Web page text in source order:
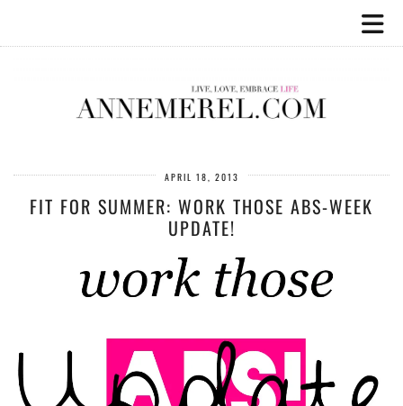
APRIL 18, 2013
FIT FOR SUMMER: WORK THOSE ABS-WEEK
UPDATE!